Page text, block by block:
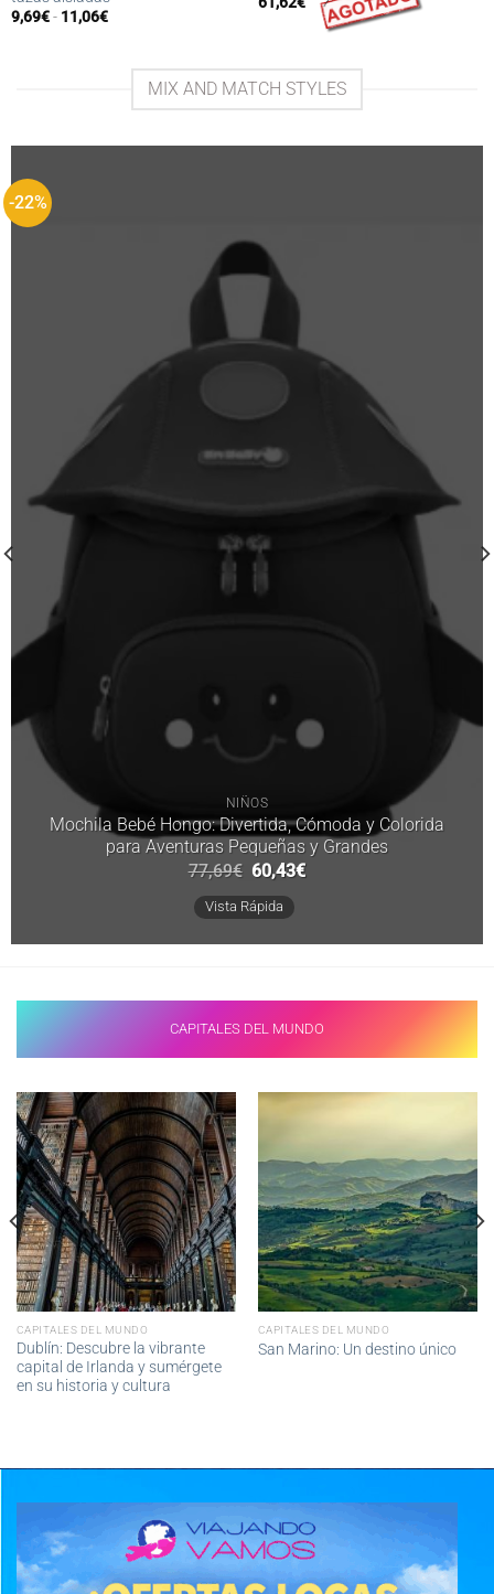
9,69€ - 11,06€Rango
9,69€
MIX AND MATCH STYLES
-22%
NIÑOS
Mochila Bebé Hongo: Divertida, Cómoda y Colorida
para Aventuras Pequeñas y Grandes
77,69€ El
precio
original
era:
77,69€.
60,43€El
60,43€.
Vista Rápida
CAPITALES DEL MUNDO
CAPITALES DEL MUNDO
Dublín: Descubre la vibrante
capital de Irlanda y sumérgete
en su historia y cultura
CAPITALES DEL MUNDO
San Marino: Un destino único